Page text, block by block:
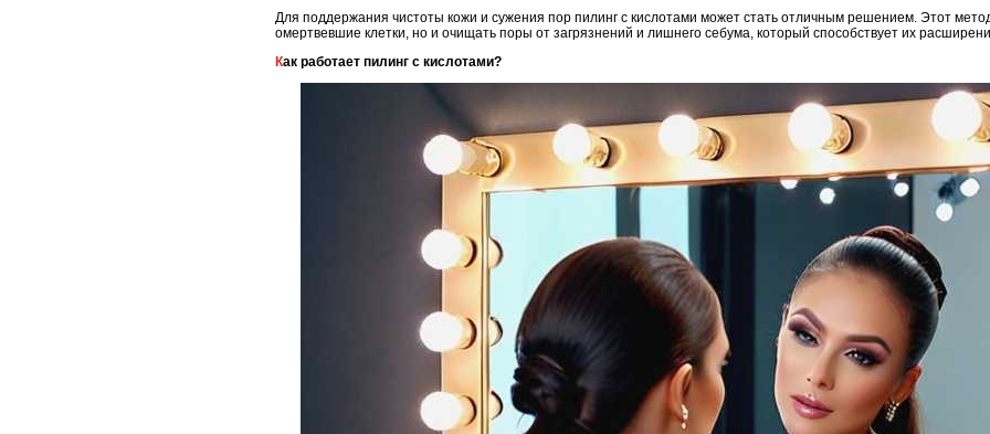
Для поддержания чистоты кожи и сужения пор пилинг с кислотами может стать отличным решением. Этот
омертвевшие клетки, но и очищать поры от загрязнений и лишнего себума, который способствует их
Как работает пилинг с кислотами?